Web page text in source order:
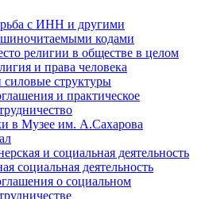
с ИНН и другими
кодами
религии в обществе в целом
и права человека
структуры
и практическое
в Музее им. А.Сахарова
и социальная деятельность
социальная деятельность
о социальном